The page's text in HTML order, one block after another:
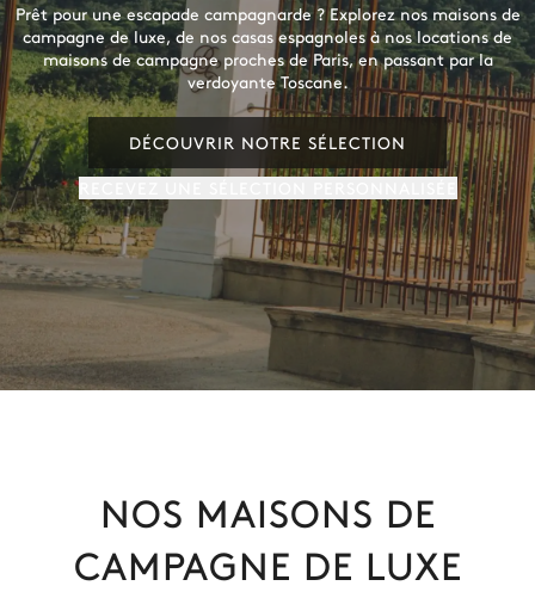
Prêt pour une escapade campagnarde ? Explorez nos maisons de
campagne de luxe, de nos casas espagnoles à nos locations de
maisons de campagne proches de Paris, en passant par la
verdoyante Toscane.
DÉCOUVRIR NOTRE SÉLECTION
RECEVEZ UNE SÉLECTION PERSONNALISÉE
NOS MAISONS DE
CAMPAGNE DE LUXE